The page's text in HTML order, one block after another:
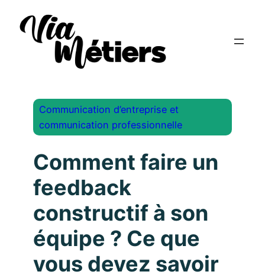
Communication d’entreprise et
communication professionnelle
Comment faire un
feedback
constructif à son
équipe ? Ce que
vous devez savoir